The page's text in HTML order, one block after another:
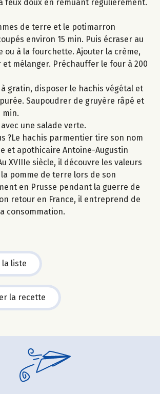
feux doux en remuant régulièrement.
de terre et le potimarron
environ 15 min. Puis écraser au
ou à la fourchette. Ajouter la crème,
mélanger. Préchauffer le four à 200
gratin, disposer le hachis végétal et
Saupoudrer de gruyère râpé et
min.
une salade verte.
?Le hachis parmentier tire son nom
et apothicaire Antoine-Augustin
XVIIIe siècle, il découvre les valeurs
pomme de terre lors de son
en Prusse pendant la guerre de
retour en France, il entreprend de
consommation.
la liste
la recette